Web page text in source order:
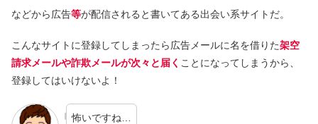
などから広告等が配信されると書いてある出会い系サイトだ。
こんなサイトに登録してしまったら広告メールに名を借りた架空
請求メールや詐欺メールが次々と届く ことになってしまうから、
登録してはいけないよ！
怖いですね…